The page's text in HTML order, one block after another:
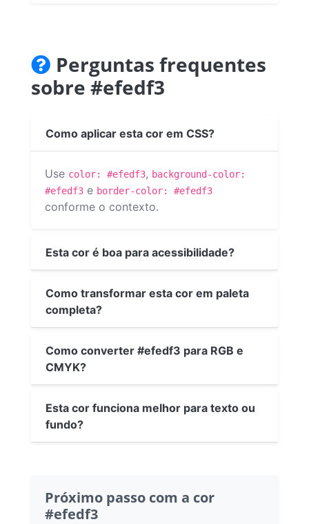
Perguntas frequentes
sobre #efedf3
Como aplicar esta cor em CSS?
Use color: #efedf3, background-color:
#efedf3 e border-color: #efedf3
conforme o contexto.
Esta cor é boa para acessibilidade?
Como transformar esta cor em paleta
completa?
Como converter #efedf3 para RGB e
CMYK?
Esta cor funciona melhor para texto ou
fundo?
Próximo passo com a cor
#efedf3